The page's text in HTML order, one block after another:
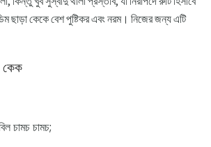
ছাড়া কেকে বেশ পুষ্টিকর এবং নরম। নিজের জন্য এটি
কেক
চামচ চামচ;